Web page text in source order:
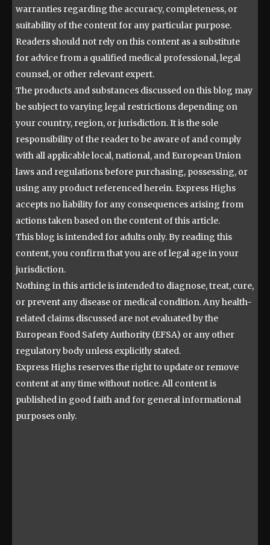
warranties regarding the accuracy, completeness, or
suitability of the content for any particular purpose.
Readers should not rely on this content as a substitute
for advice from a qualified medical professional, legal
counsel, or other relevant expert.
The products and substances discussed on this blog may
be subject to varying legal restrictions depending on
your country, region, or jurisdiction. It is the sole
responsibility of the reader to be aware of and comply
with all applicable local, national, and European Union
laws and regulations before purchasing, possessing, or
using any product referenced herein. Express Highs
accepts no liability for any consequences arising from
actions taken based on the content of this article.
This blog is intended for adults only. By reading this
content, you confirm that you are of legal age in your
jurisdiction.
Nothing in this article is intended to diagnose, treat, cure,
or prevent any disease or medical condition. Any health-
related claims discussed are not evaluated by the
European Food Safety Authority (EFSA) or any other
regulatory body unless explicitly stated.
Express Highs reserves the right to update or remove
content at any time without notice. All content is
published in good faith and for general informational
purposes only.